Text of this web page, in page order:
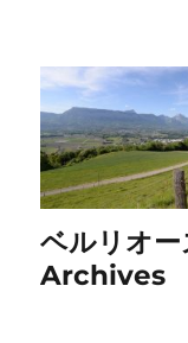
ベルリオ
Archives